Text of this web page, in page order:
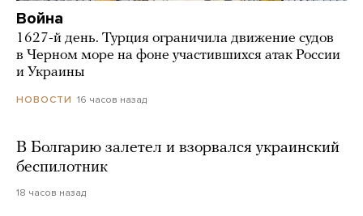
Война
1627-й день. Турция ограничила движение судов
в Черном море на фоне участившихся атак России
и Украины
НОВОСТИ 16 часов назад
В Болгарию залетел и взорвался украинский
беспилотник
18 часов назад